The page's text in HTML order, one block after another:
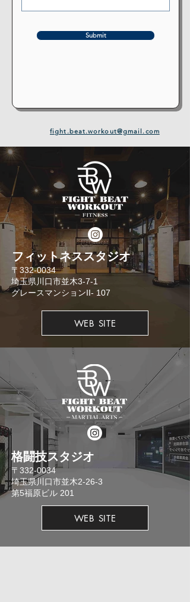
Submit
fight.beat.workout@gmail.com
​フィットネススタジオ
​〒332-0034
埼玉県川口市並木3-7-1
​グレースマンションII- 107
WEB SITE
格闘技スタジオ
​〒332-0034
埼玉県川口市並木2-26-3
​第5福原ビル 201
WEB SITE